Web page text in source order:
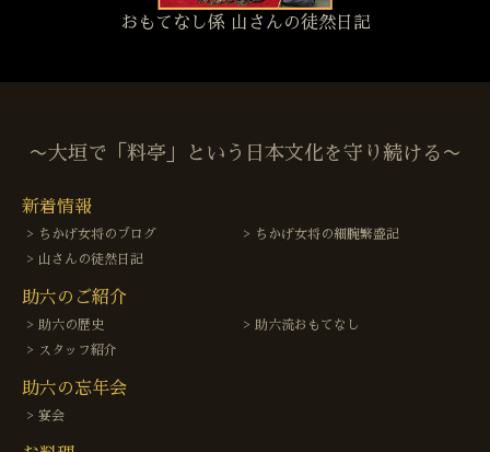
おもてなし係 山さんの徒然日記
〜大垣で「料亭」という日本文化を守り続ける〜
新着情報
ちかげ女将のブログ
ちかげ女将の細腕繁盛記
山さんの徒然日記
助六のご紹介
助六の歴史
助六流おもてなし
スタッフ紹介
助六の忘年会
宴会